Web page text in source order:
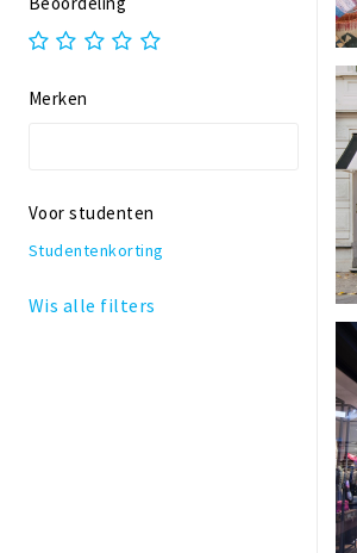
Winkelhof 't Sas
Merken
Voor studenten
Studentenkorting
Wis alle filters